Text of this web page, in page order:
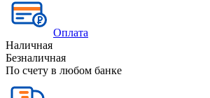
Оплата
Наличная
Безналичная
По счету в любом банке